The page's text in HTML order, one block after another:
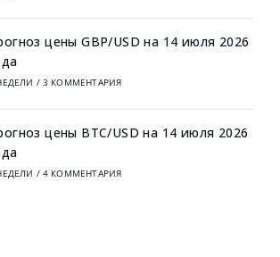
цены GBP/USD на 14 июля 2026
/ 3 КОММЕНТАРИЯ
цены BTC/USD на 14 июля 2026
/ 4 КОММЕНТАРИЯ